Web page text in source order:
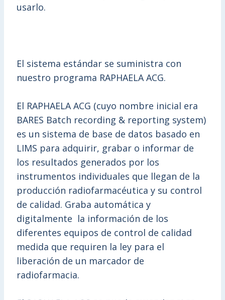
usarlo.
El sistema estándar se suministra con
nuestro programa RAPHAELA ACG.
El RAPHAELA ACG (cuyo nombre inicial era
BARES Batch recording & reporting system)
es un sistema de base de datos basado en
LIMS para adquirir, grabar o informar de
los resultados generados por los
instrumentos individuales que llegan de la
producción radiofarmacéutica y su control
de calidad. Graba automática y
digitalmente la información de los
diferentes equipos de control de calidad
medida que requiren la ley para el
liberación de un marcador de
radiofarmacia.